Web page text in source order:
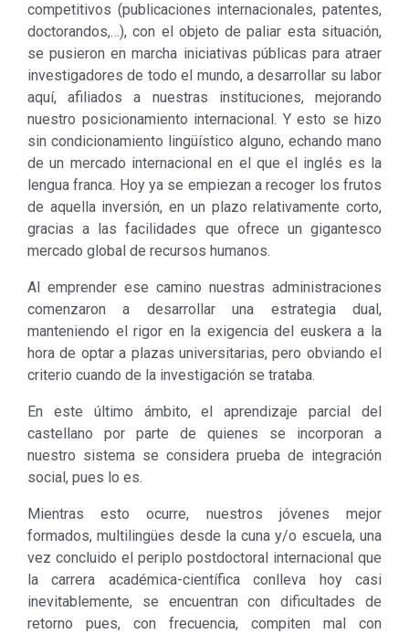
competitivos (publicaciones internacionales, patentes,
doctorandos,…), con el objeto de paliar esta situación,
se pusieron en marcha iniciativas públicas para atraer
investigadores de todo el mundo, a desarrollar su labor
aquí, afiliados a nuestras instituciones, mejorando
nuestro posicionamiento internacional. Y esto se hizo
sin condicionamiento lingüístico alguno, echando mano
de un mercado internacional en el que el inglés es la
lengua franca. Hoy ya se empiezan a recoger los frutos
de aquella inversión, en un plazo relativamente corto,
gracias a las facilidades que ofrece un gigantesco
mercado global de recursos humanos.
Al emprender ese camino nuestras administraciones
comenzaron a desarrollar una estrategia dual,
manteniendo el rigor en la exigencia del euskera a la
hora de optar a plazas universitarias, pero obviando el
criterio cuando de la investigación se trataba.
En este último ámbito, el aprendizaje parcial del
castellano por parte de quienes se incorporan a
nuestro sistema se considera prueba de integración
social, pues lo es.
Mientras esto ocurre, nuestros jóvenes mejor
formados, multilingües desde la cuna y/o escuela, una
vez concluido el periplo postdoctoral internacional que
la carrera académica-científica conlleva hoy casi
inevitablemente, se encuentran con dificultades de
retorno pues, con frecuencia, compiten mal con